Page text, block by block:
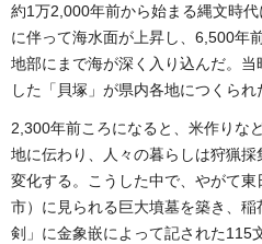
約1万2,000年前から始まる縄文時
に伴って海水面が上昇し、6,500年
地部にまで海が深く入り込んだ。
した「貝塚」が県内各地につくられ
2,300年前ころになると、米作りな
地に伝わり、人々の暮らしは狩猟採
変化する。こうした中で、やがて
市）に見られる巨大墳墓を築き、
剣」に金象嵌によって記された115